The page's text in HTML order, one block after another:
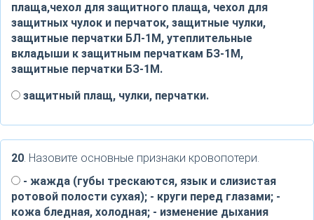
плаща,чехол для защитного плаща, чехол для
защитных чулок и перчаток, защитные чулки,
защитные перчатки БЛ-1М, утеплительные
вкладыши к защитным перчаткам БЗ-1М,
защитные перчатки БЗ-1М.
защитный плащ, чулки, перчатки.
20. Назовите основные признаки кровопотери.
- жажда (губы трескаются, язык и слизистая
ротовой полости сухая); - круги перед глазами; -
кожа бледная, холодная; - изменение дыхания